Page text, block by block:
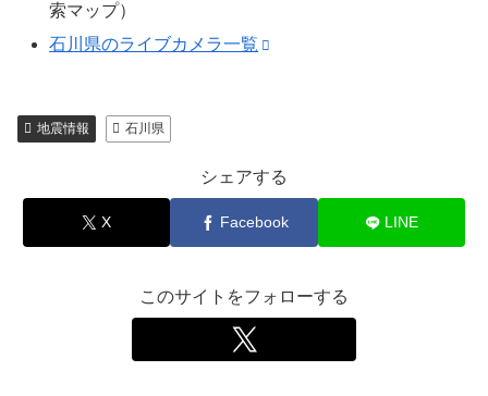
索マップ）
石川県のライブカメラ一覧
地震情報 石川県
シェアする
X Facebook LINE
このサイトをフォローする